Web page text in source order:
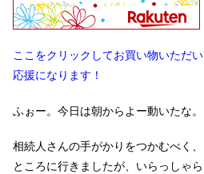
ここをクリックしてお買い物いただ
応援になります！
ふぉー。今日は朝からよー動いたな。
相続人さんの手がかりをつかむべく
ところに行きましたが、いらっしゃ